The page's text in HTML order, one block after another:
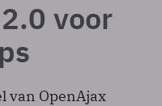
voor
van OpenAjax